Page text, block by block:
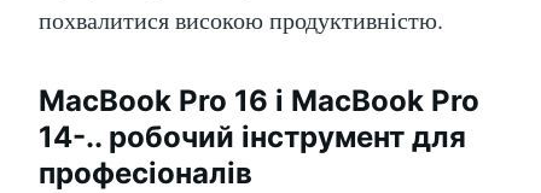
похвалитися високою продуктивністю.
MacBook Pro 16 і MacBook Pro
14-.. робочий інструмент для
професіоналів